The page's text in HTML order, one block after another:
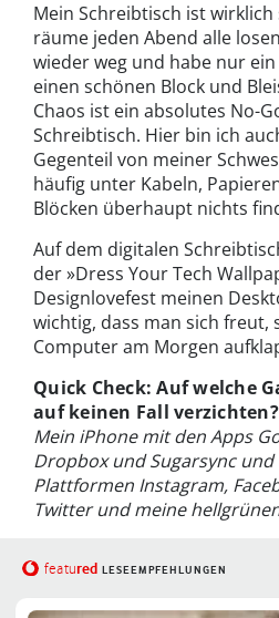
Mein Schreibtisch ist
räume jeden Abend alle
wieder weg und habe nur
einen schönen Block und
Chaos ist ein absolutes No-
Schreibtisch. Hier bin ich
Gegenteil von meiner
häufig unter Kabeln,
Blöcken überhaupt nichts
Auf dem digitalen
der »Dress Your Tech
Designlovefest meinen
wichtig, dass man sich freut,
Computer am Morgen
Quick Check: Auf welche
auf keinen Fall verzichten?
Mein iPhone mit den Apps
Dropbox und Sugarsync und
Plattformen Instagram,
Twitter und meine
featured LESEEMPFEHLUNGEN